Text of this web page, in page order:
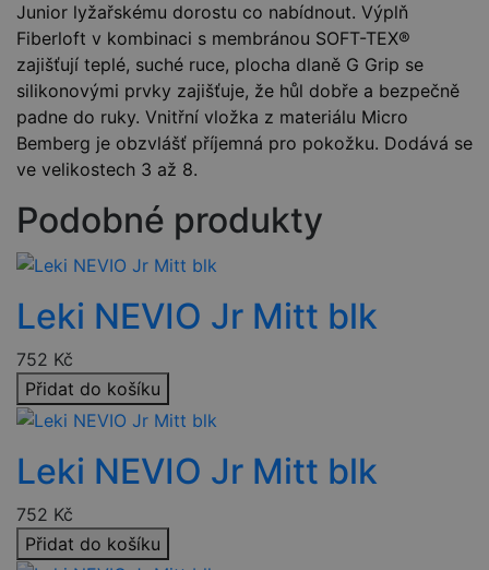
Junior lyžařskému dorostu co nabídnout. Výplň
Fiberloft v kombinaci s membránou SOFT-TEX®
zajišťují teplé, suché ruce, plocha dlaně G Grip se
silikonovými prvky zajišťuje, že hůl dobře a bezpečně
padne do ruky. Vnitřní vložka z materiálu Micro
Bemberg je obzvlášť příjemná pro pokožku. Dodává se
ve velikostech 3 až 8.
Podobné produkty
Leki NEVIO Jr Mitt blk
752 Kč
Přidat do košíku
Leki NEVIO Jr Mitt blk
752 Kč
Přidat do košíku